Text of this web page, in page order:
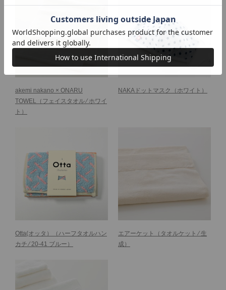
akemi nakano × ONARU
TOWEL （フェイスタオル ⁄ ホワイ
ト）
NAKAドットマスク （ホワイト）
Otta(オッタ）
（ハーフタオルハン
カチ ⁄ 20-41 ブルー）
エアーケット
（タオルケット ⁄ 生
成）